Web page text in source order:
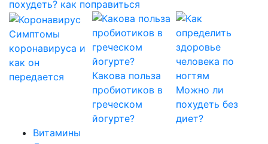
Симптомы
коронавируса и
как он
передается
Какова польза
пробиотиков в
греческом
йогурте?
Можно ли
похудеть без
диет?
Витамины